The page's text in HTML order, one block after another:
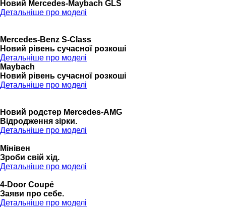
Новий Mercedes-Maybach GLS
Детальніше про моделі
Mercedes-Benz S-Class
Новий рівень сучасної розкоші
Детальніше про моделі
Maybach
Новий рівень сучасної розкоші
Детальніше про моделі
Новий родстер Mercedes-AMG
Відродження зірки.
Детальніше про моделі
Мінівен
Зроби свій хід.
Детальніше про моделі
4-Door Coupé
Заяви про себе.
Детальніше про моделі